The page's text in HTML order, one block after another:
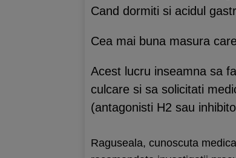
Cand dormiti si acidul
Cea mai buna masura
Acest lucru inseamna sa
culcare si sa solicitati
(antagonisti H2 sau
Raguseala, cunoscuta